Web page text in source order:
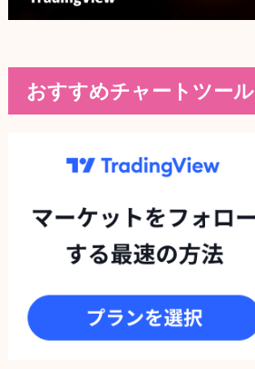
おすすめチャートツール